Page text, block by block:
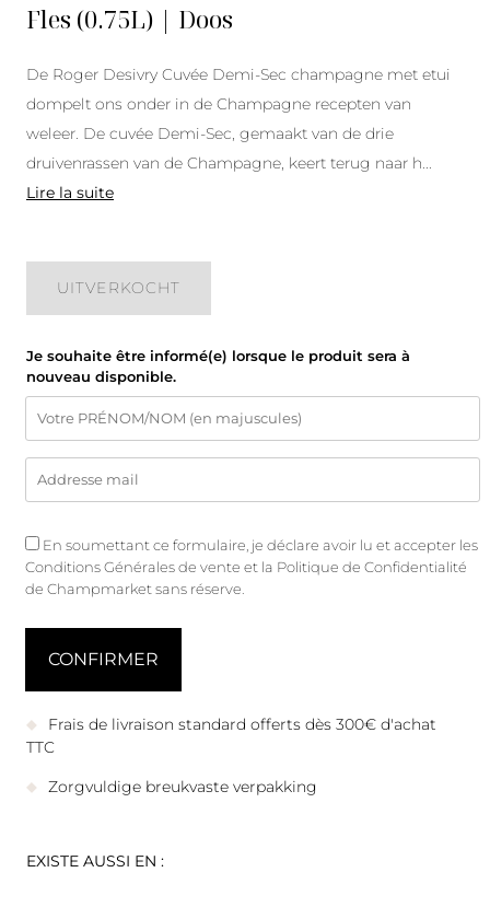
Fles (0.75L) | Doos
De Roger Desivry Cuvée Demi-Sec champagne met etui
dompelt ons onder in de Champagne recepten van
weleer. De cuvée Demi-Sec, gemaakt van de drie
druivenrassen van de Champagne, keert terug naar h
Lire la suite
UITVERKOCHT
Je souhaite être informé(e) lorsque le produit sera à
nouveau disponible.
En soumettant ce formulaire, je déclare avoir lu et accepter les
Conditions Générales de vente et la Politique de Confidentialité
de Champmarket sans réserve.
Frais de livraison standard offerts dès 300€ d'achat
TTC
Zorgvuldige breukvaste verpakking
EXISTE AUSSI EN :